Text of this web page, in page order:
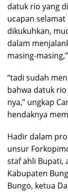
datuk rio yang
ucapan
dikukuhkan,
dalam
masing-
“tadi sudah
bahwa datuk
nya,” ungkap
hendaknya
Hadir dalam
unsur
staf ahli Bupati,
Kabupaten
Bungo, ketua